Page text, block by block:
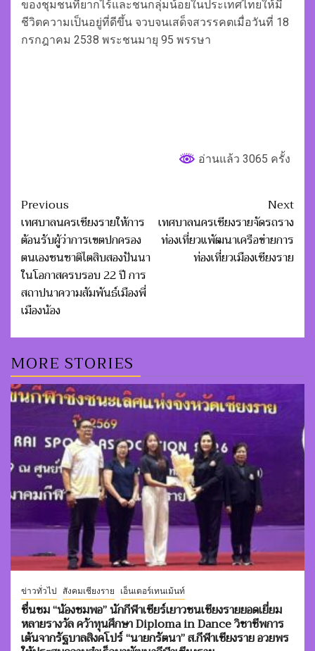
ของชุมชนที่ยากไร้และชนกลุ่มน้อยในประเทศไทยให้มี
ชีวิตความเป็นอยู่ที่ดีขึ้น จวบจนเสด็จสวรรคตเมื่อวันที่ 18
กรกฎาคม 2538 พระชนมายุ 95 พรรษา
อ่านแล้ว 3065 ครั้ง
Post
navigation
Previous
เทศบาลนครเชียงรายให้การ
ต้อนรับผู้ว่าการเขตปกครอง
ตนเองชนชาติไตสิบสองปันนา
ในโอกาสครบรอบ 22 ปี การ
สถาปนาความสัมพันธ์เมืองพี่
เมืองน้อง
Next
เทศบาลนครเชียงรายจัดรถราง
ท่องเที่ยวแพัฒนาเครือข่ายการ
ท่องเที่ยวเมืองเชียงราย
MORE STORIES
ข่าวทั่วไป สังคมเชียงราย เอ็นเตอร์เทนเม้นท์
ชื่นชม “น้องชมพอ” นักกีฬาเชียร์เยาวชนเชียงรายยอดเยี่ยม
หลายรางวัล คว้าทุนศึกษา Diploma in Dance วิชาชีพการ
เต้นจากรัฐบาลสิงคโปร์ “นายกรัตนา” ส.กีฬาเชียงราย อวยพร